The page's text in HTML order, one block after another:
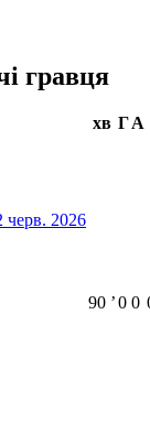
гравця
хв ГА
черв. 2026
90 ʼ0 0